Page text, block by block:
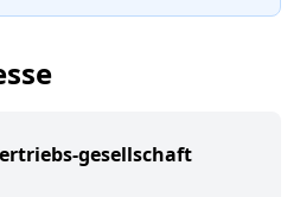
gesellschaft